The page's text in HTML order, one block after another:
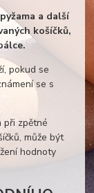
a další
košíčků,
pokud se
se s
při zpětné
může být
hodnoty